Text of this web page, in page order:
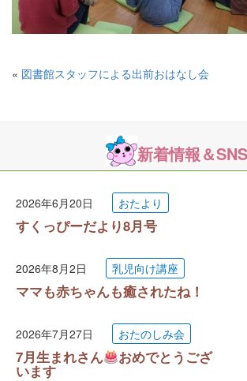
« 図書館スタッフによる出前おはなし会
新着情報＆SNS
2026年6月20日 おたより
すくっぴーだより8月号
2026年8月2日 乳児向け講座
ママも赤ちゃんも癒されたね！
2026年7月27日 おたのしみ会
7月生まれさん おめでとうござ
います